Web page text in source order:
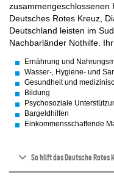
zusammengeschlossenen
Deutsches Rotes Kreuz,
Deutschland leisten im
Nachbarländer Nothilfe.
Ernährung und
Wasser-, Hygiene- und
Gesundheit und
Bildung
Psychosoziale
Bargeldhilfen
Einkommensschaffende
So hilft das Deutsche Rotes